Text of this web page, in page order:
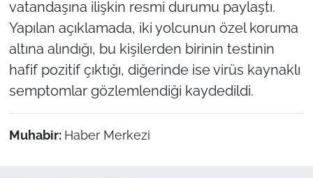
vatandaşına ilişkin resmi durumu paylaştı.
Yapılan açıklamada, iki yolcunun özel koruma
altına alındığı, bu kişilerden birinin testinin
hafif pozitif çıktığı, diğerinde ise virüs kaynaklı
semptomlar gözlemlendiği kaydedildi.
Muhabir: Haber Merkezi